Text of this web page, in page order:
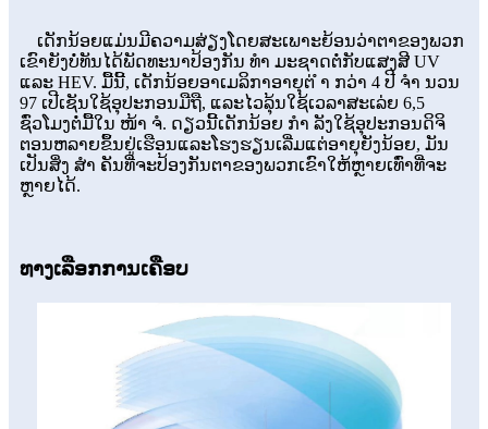
ເດັກນ້ອຍແມ່ນມີຄວາມສ່ຽງໂດຍສະເພາະຍ້ອນວ່າຕາຂອງພວກ
ເຂົາຍັງບໍ່ທັນໄດ້ພັດທະນາປ້ອງກັນ ທຳ ມະຊາດຕໍ່ກັບແສງສີ UV
ແລະ HEV. ມື້ນີ້, ເດັກນ້ອຍອາເມລິກາອາຍຸຕ່ ຳ ກວ່າ 4 ປີ ຈຳ ນວນ
97 ເປີເຊັນໃຊ້ອຸປະກອນມືຖື, ແລະໄວລຸ້ນໃຊ້ເວລາສະເລ່ຍ 6,5
ຊົ່ວໂມງຕໍ່ມື້ໃນ ໜ້າ ຈໍ. ດຽວນີ້ເດັກນ້ອຍ ກຳ ລັງໃຊ້ອຸປະກອນດິຈິ
ຕອນຫລາຍຂຶ້ນຢູ່ເຮືອນແລະໂຮງຮຽນເລີ່ມແຕ່ອາຍຸຍັງນ້ອຍ, ມັນ
ເປັນສິ່ງ ສຳ ຄັນທີ່ຈະປ້ອງກັນຕາຂອງພວກເຂົາໃຫ້ຫຼາຍເທົ່າທີ່ຈະ
ຫຼາຍໄດ້.
ທາງເລືອກການເຄືອບ